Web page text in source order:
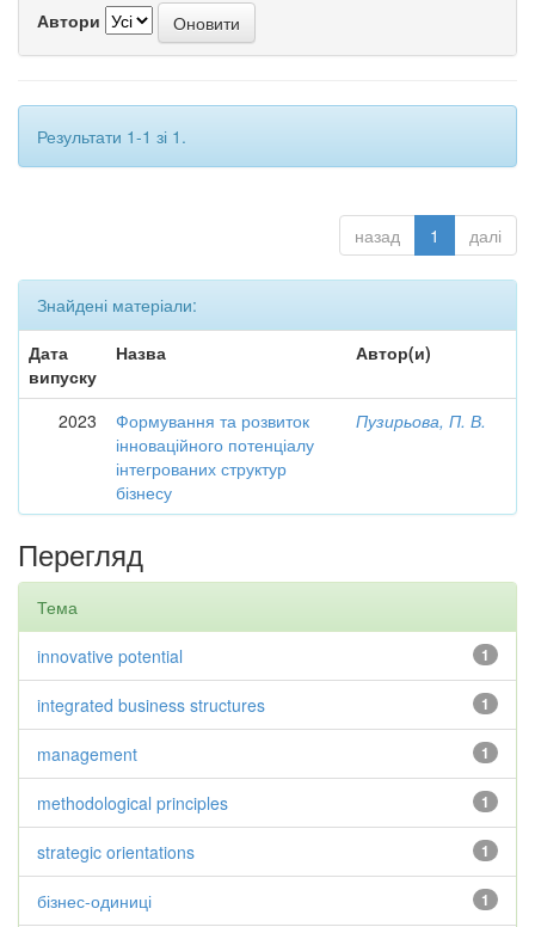
Автори
Результати 1-1 зі 1.
назад 1 далі
Знайдені матеріали:
Дата
випуску
Назва Автор(и)
2023
Формування та розвиток
інноваційного потенціалу
інтегрованих структур
бізнесу
Пузирьова, П. В.
Перегляд
Тема
1
innovative potential
1
integrated business structures
1
management
1
methodological principles
1
strategic orientations
1
бізнес-одиниці